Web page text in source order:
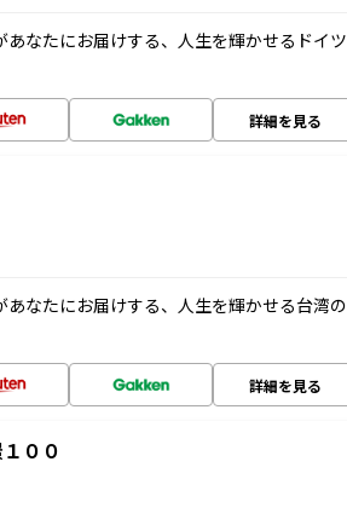
なたにお届けする、人生を輝かせるドイツ
詳細を見る
なたにお届けする、人生を輝かせる台湾の
詳細を見る
００